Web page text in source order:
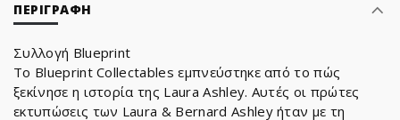
ΠΕΡΙΓΡΑΦΉ
Συλλογή Blueprint
Το Blueprint Collectables εμπνεύστηκε από το πώς
ξεκίνησε η ιστορία της Laura Ashley. Αυτές οι πρώτες
εκτυπώσεις των Laura & Bernard Ashley ήταν με τη